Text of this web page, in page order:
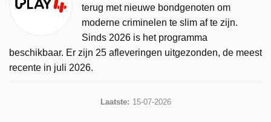
terug met nieuwe bondgenoten om
moderne criminelen te slim af te zijn.
Sinds 2026 is het programma
beschikbaar. Er zijn 25 afleveringen uitgezonden, de meest
recente in juli 2026.
Laatste: 15-07-2026